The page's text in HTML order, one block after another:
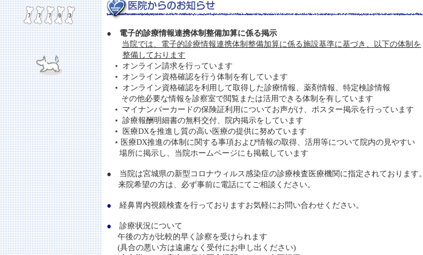
● 電子的診療情報連携体制整備加算に係る掲示
当院では、電子的診療情報連携体制整備加算に係る施設基準に基づき、以下の体制を
整備しております
⋆ オンライン請求を行っています
⋆ オンライン資格確認を行う体制を有しています
⋆ オンライン資格確認を利用して取得した診療情報、薬剤情報、特定検診情報
その他必要な情報を診察室で閲覧または活用できる体制を有しています
⋆ マイナンバーカードの保険証利用についてお声がけ、ポスター掲示を行っています
⋆ 診療報酬明細書の無料交付、院内掲示をしています
⋆ 医療DXを推進し質の高い医療の提供に努めています
⋆ 医療DX推進の体制に関する事項および情報の取得、活用等について院内の見やすい
場所に掲示し、当院ホームページにも掲載しています
● 当院は宮城県の新型コロナウィルス感染症の診療検査医療機関に指定されております。
来院希望の方は、必ず事前に電話にてご相談ください。
● 経鼻胃内視鏡検査を行っておりますお気軽にお問い合わせください。
● 診療状況について
午後の方が比較的早く診察を受けられます
(具合の悪い方は遠慮なく受付にお申し出ください)